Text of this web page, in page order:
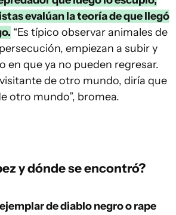
evalúan la teoría de que llegó
“Es típico observar animales de
empiezan a subir y
en que ya no pueden regresar.
de otro mundo, diría que
otro mundo”, bromea.
y dónde se encontró?
de diablo negro o rape